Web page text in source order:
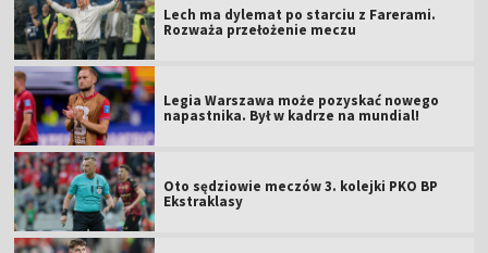
Lech ma dylemat po starciu z Farerami.
Rozważa przełożenie meczu
Legia Warszawa może pozyskać nowego
napastnika. Był w kadrze na mundial!
Oto sędziowie meczów 3. kolejki PKO BP
Ekstraklasy